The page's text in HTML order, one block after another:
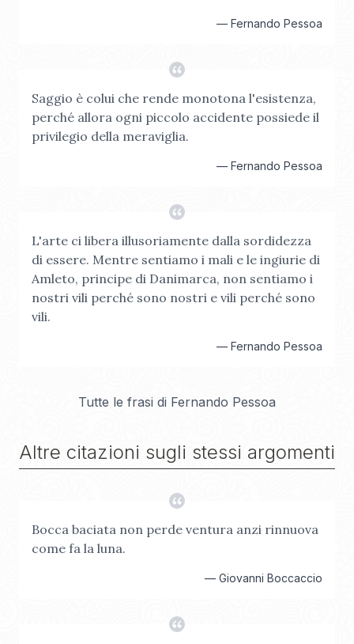
— Fernando Pessoa
Saggio è colui che rende monotona l'esistenza,
perché allora ogni piccolo accidente possiede il
privilegio della meraviglia.
— Fernando Pessoa
L'arte ci libera illusoriamente dalla sordidezza
di essere. Mentre sentiamo i mali e le ingiurie di
Amleto, principe di Danimarca, non sentiamo i
nostri vili perché sono nostri e vili perché sono
vili.
— Fernando Pessoa
Tutte le frasi di Fernando Pessoa
Altre citazioni sugli stessi argomenti
Bocca baciata non perde ventura anzi rinnuova
come fa la luna.
— Giovanni Boccaccio